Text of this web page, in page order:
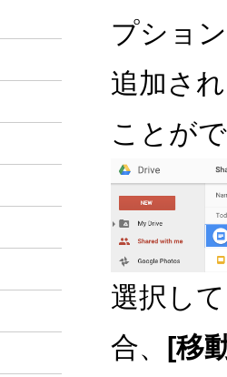
プショ
追加さ
ことが
選択し
合、
[移